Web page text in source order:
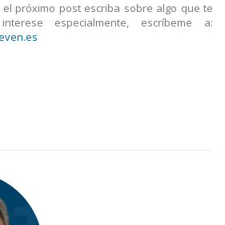
próximo post escriba sobre algo que te
especialmente, escríbeme a: